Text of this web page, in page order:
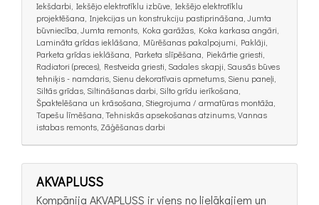
Iekšdarbi, Iekšējo elektrotīklu izbūve, Iekšējo elektrotīklu
projektēšana, Injekcijas un konstrukciju pastiprināšana, Jumta
būvniecība, Jumta remonts, Koka garāžas, Koka karkasa angāri,
Lamināta grīdas ieklāšana, Mūrēšanas pakalpojumi, Paklāji,
Parketa grīdas ieklāšana, Parketa slīpēšana, Piekārtie griesti,
Radiatori (preces), Restveida griesti, Sadales skapji, Sausās būves
tehniķis - namdaris, Sienu dekoratīvais apmetums, Sienu paneļi,
Siltās grīdas, Siltināšanas darbi, Silto grīdu ierīkošana,
Špaktelēšana un krāsošana, Stiegrojuma / armatūras montāža,
Tapešu līmēšana, Tehniskās apsekošanas atzinums, Vannas
istabas remonts, Zāģēšanas darbi
AKVAPLUSS
Kompānija AKVAPLUSS ir viens no lielākajiem un